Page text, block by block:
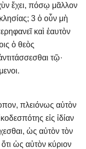
ἔχει, πόσῳ μᾶλλον
3 ὁ οὖν μὴ
καὶ ἑαυτὸν
ὁ θεὸς
τῷ·
πλειόνως αὐτὸν
εἰς ἰδίαν
ὡς αὐτὸν τὸν
ὡς αὐτὸν κύριον